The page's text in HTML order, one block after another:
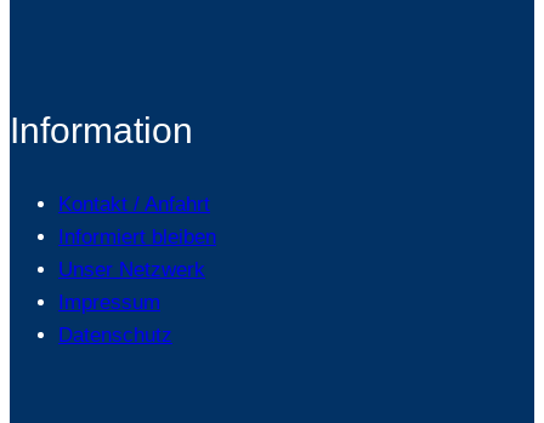
Information
Kontakt / Anfahrt
Informiert bleiben
Unser Netzwerk
Impressum
Datenschutz